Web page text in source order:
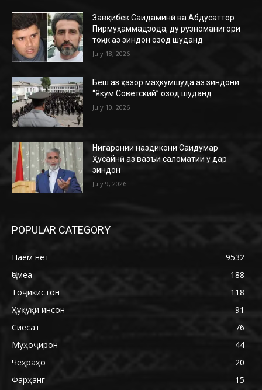
Завқибек Саидаминӣ ва Абдусаттор
Пирмуҳаммадзода, ду рӯзноманигори
тоҷик аз зиндон озод шуданд
July 18, 2026
Беш аз ҳазор маҳкумшуда аз зиндони
“Якум Советский” озод шуданд
July 10, 2026
Нигаронии наздикони Саидумар
Ҳусайнӣ аз вазъи саломатии ӯ дар
зиндон
July 9, 2026
POPULAR CATEGORY
Паём нет
9532
Ҷомеа
188
Тоҷикистон
118
Ҳуқуқи инсон
91
Сиёсат
76
Муҳоҷирон
44
Чеҳраҳо
20
Фарҳанг
15